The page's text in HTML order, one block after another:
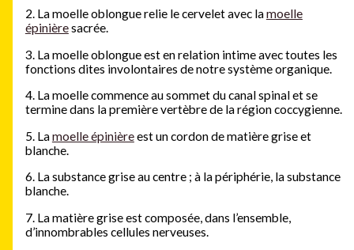
2. La moelle oblongue relie le cervelet avec lamoelle
épinièresacrée.
3. La moelle oblongue est en relation intime avec toutes les
fonctions dites involontaires de notre système organique.
4. La moelle commence au sommet du canal spinal et se
termine dans la première vertèbre de la région coccygienne.
5. Lamoelle épinièreest un cordon de matière grise et
blanche.
6. La substance grise au centre ; à la périphérie, la substance
blanche.
7. La matière grise est composée, dans l’ensemble,
d’innombrables cellules nerveuses.